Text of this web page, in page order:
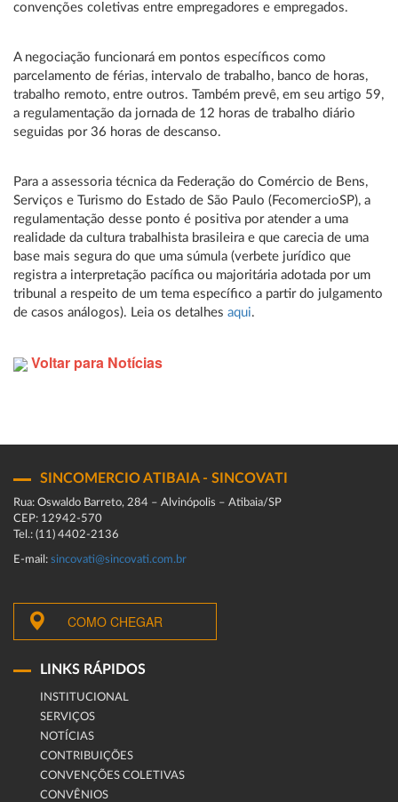
convenções coletivas entre empregadores e empregados.
A negociação funcionará em pontos específicos como
parcelamento de férias, intervalo de trabalho, banco de horas,
trabalho remoto, entre outros. Também prevê, em seu artigo 59,
a regulamentação da jornada de 12 horas de trabalho diário
seguidas por 36 horas de descanso.
Para a assessoria técnica da Federação do Comércio de Bens,
Serviços e Turismo do Estado de São Paulo (FecomercioSP), a
regulamentação desse ponto é positiva por atender a uma
realidade da cultura trabalhista brasileira e que carecia de uma
base mais segura do que uma súmula (verbete jurídico que
registra a interpretação pacífica ou majoritária adotada por um
tribunal a respeito de um tema específico a partir do julgamento
de casos análogos). Leia os detalhes aqui.
Voltar para Notícias
SINCOMERCIO ATIBAIA - SINCOVATI
Rua: Oswaldo Barreto, 284 – Alvinópolis – Atibaia/SP
CEP: 12942-570
Tel.: (11) 4402-2136
E-mail: sincovati@sincovati.com.br
COMO CHEGAR
LINKS RÁPIDOS
INSTITUCIONAL
SERVIÇOS
NOTÍCIAS
CONTRIBUIÇÕES
CONVENÇÕES COLETIVAS
CONVÊNIOS